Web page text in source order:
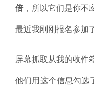
倍 ，所以它们是你不
最近我刚刚报名参加
屏幕抓取从我的收件
他们用这个信息勾选